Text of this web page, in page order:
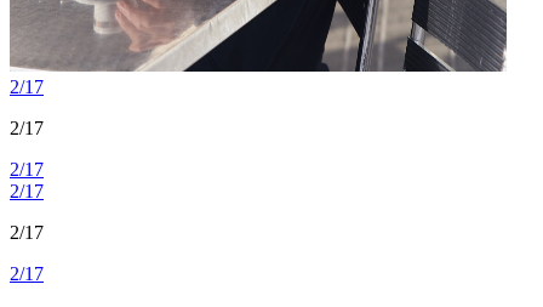
2/17
2/17
2/17
2/17
2/17
2/17